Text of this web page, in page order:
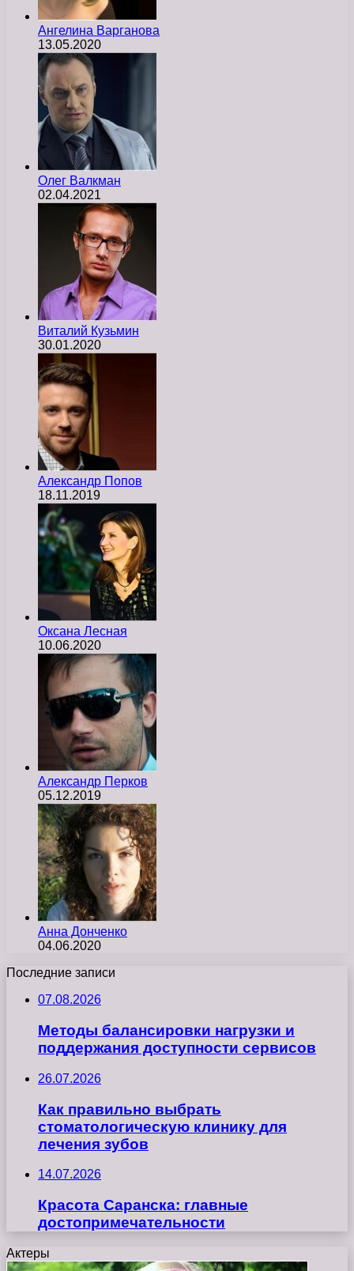
Ангелина Варганова
13.05.2020
Олег Валкман
02.04.2021
Виталий Кузьмин
30.01.2020
Александр Попов
18.11.2019
Оксана Лесная
10.06.2020
Александр Перков
05.12.2019
Анна Донченко
04.06.2020
Последние записи
07.08.2026
Методы балансировки нагрузки и
поддержания доступности сервисов
26.07.2026
Как правильно выбрать
стоматологическую клинику для
лечения зубов
14.07.2026
Красота Саранска: главные
достопримечательности
Актеры